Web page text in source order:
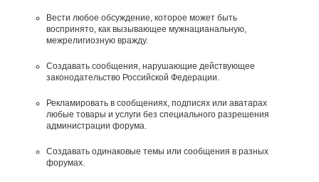
Вести любое обсуждение, которое может быть
воспринято, как вызывающее мужнацианальную,
межрелигиозную вражду.
Создавать сообщения, наpyшающие действyющее
законодательство Российской Федерации.
Рекламировать в сообщениях, подписях или аватарах
любые товары и услуги без специального разрешения
администрации форума.
Создавать одинаковые темы или сообщения в разных
форумах.